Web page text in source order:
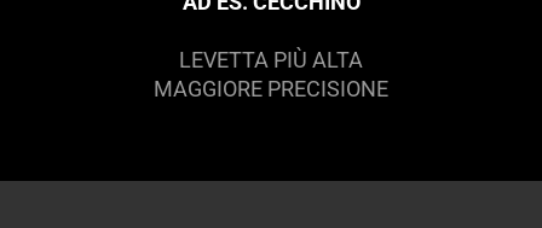
LEVETTA PIÙ ALTA
MAGGIORE PRECISIONE